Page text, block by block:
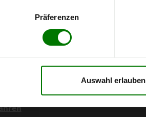
Präferenzen
Auswahl erlauben
aktuellen Stand